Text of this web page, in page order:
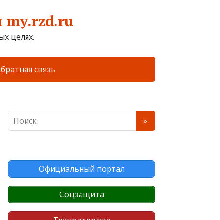
целях.
связь
Официальный портал
Соцзащита